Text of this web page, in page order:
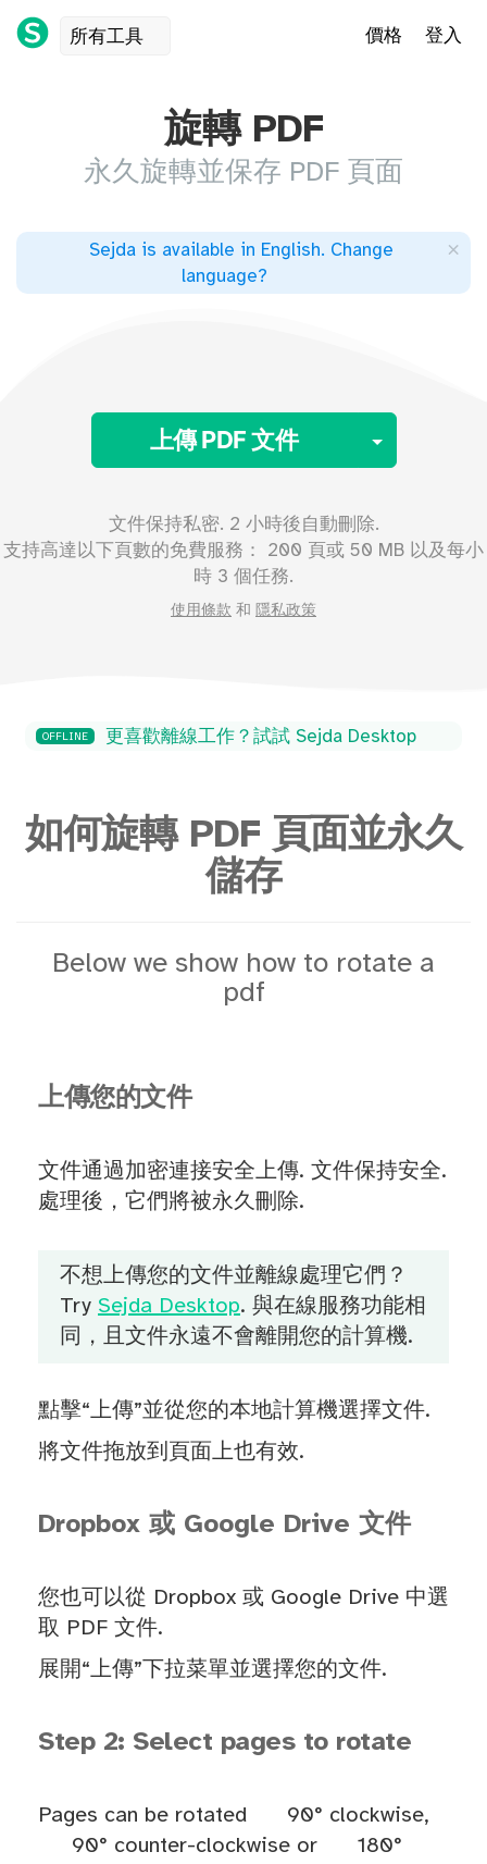
所有工具 價格 登入
旋轉 PDF
永久旋轉並保存 PDF 頁面
Sejda is available in English. Change
language?
×
上傳 PDF 文件 Toggle
文件保持私密. 2 小時後自動刪除.
支持高達以下頁數的免費服務： 200 頁或 50 MB 以及每小
時 3 個任務.
使用條款 和 隱私政策
OFFLINE 更喜歡離線工作？試試 Sejda Desktop
如何旋轉 PDF 頁面並永久
儲存
Below we show how to rotate a
pdf
上傳您的文件
文件通過加密連接安全上傳. 文件保持安全.
處理後，它們將被永久刪除.
不想上傳您的文件並離線處理它們？
Try Sejda Desktop. 與在線服務功能相
同，且文件永遠不會離開您的計算機.
點擊“上傳”並從您的本地計算機選擇文件.
將文件拖放到頁面上也有效.
Dropbox 或 Google Drive 文件
您也可以從 Dropbox 或 Google Drive 中選
取 PDF 文件.
展開“上傳”下拉菜單並選擇您的文件.
Step 2: Select pages to rotate
Pages can be rotated
90° clockwise,
90° counter-clockwise or
180°